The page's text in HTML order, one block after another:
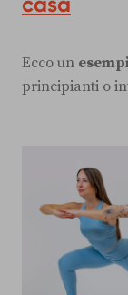
Ecco un
principianti o